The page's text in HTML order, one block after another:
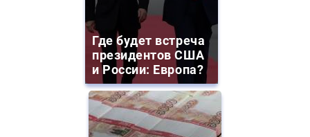
Где будет встреча
президентов США
и России: Европа?